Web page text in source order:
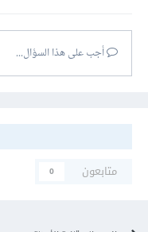
أجب على هذا السؤال...
متابعون
0